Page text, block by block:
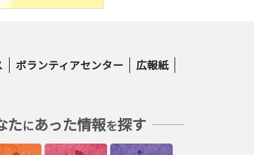
ボランティアセンター
広報紙
たにあった情報を探す